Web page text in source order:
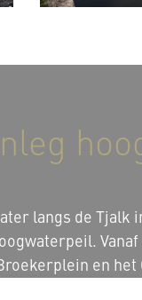
langs de Tjalk
en het
Tjalk en